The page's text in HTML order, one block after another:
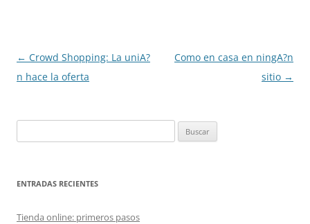
Navegación
de
← Crowd Shopping: La uniA?
n hace la oferta
Como en casa en ningA?n
sitio →
ENTRADAS RECIENTES
Tienda online: primeros pasos